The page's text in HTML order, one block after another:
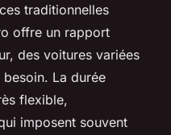
traditionnelles
offre un rapport
des voitures variées
La durée
flexible,
imposent souvent